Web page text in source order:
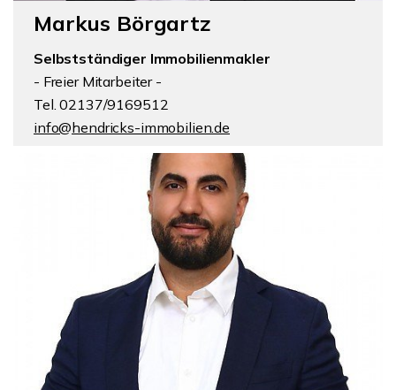
Markus Börgartz
Selbstständiger Immobilienmakler
- Freier Mitarbeiter -
Tel. 02137/9169512
info@hendricks-immobilien.de